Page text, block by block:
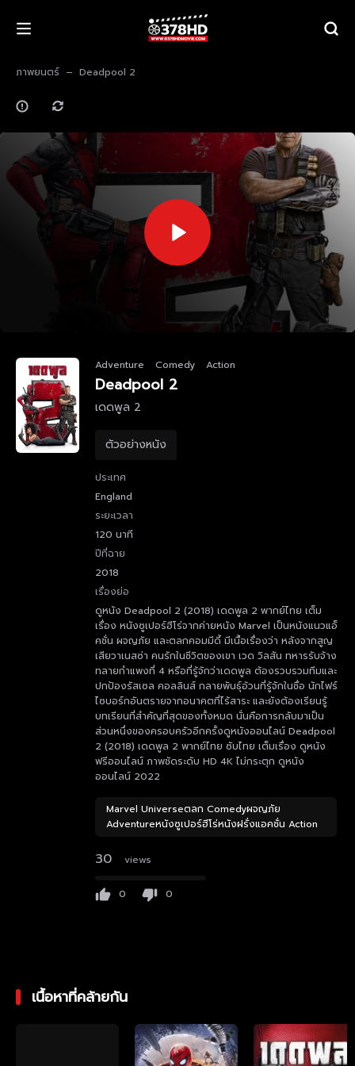
ภาพยนตร์ Deadpool 2
Adventure Comedy Action
Deadpool 2
เดดพูล 2
ตัวอย่างหนัง
ประเทศ
England
ระยะเวลา
120 นาที
ปีที่ฉาย
2018
เรื่องย่อ
ดูหนัง Deadpool 2 (2018) เดดพูล 2 พากย์ไทย เต็ม
เรื่อง หนังซูเปอร์ฮีโร่จากค่ายหนัง Marvel เป็นหนังแนวแอ็
คชั่น ผจญภัย และตลกคอมมีดี้ มีเนื้อเรื่องว่า หลังจากสูญ
เสียวาเนสซ่า คนรักในชีวิตของเขา เวด วิลสัน ทหารรับจ้าง
ทลายกำแพงที่ 4 หรือที่รู้จักว่าเดดพูล ต้องรวบรวมทีมและ
ปกป้องรัสเซล คอลลินส์ กลายพันธุ์อ้วนที่รู้จักในชื่อ นักไฟร์
ไซบอร์กอันตรายจากอนาคตที่ไร้สาระ และยังต้องเรียนรู้
บทเรียนที่สำคัญที่สุดของทั้งหมด นั่นคือการกลับมาเป็น
ส่วนหนึ่งของครอบครัวอีกครั้งดูหนังออนไลน์ Deadpool
2 (2018) เดดพูล 2 พากย์ไทย ซับไทย เต็มเรื่อง ดูหนัง
ฟรีออนไลน์ ภาพชัดระดับ HD 4K ไม่กระตุก ดูหนัง
ออนไลน์ 2022
Marvel Universeตลก Comedyผจญภัย
Adventureหนังซูเปอร์ฮีโร่หนังฝรั่งแอคชั่น Action
30 views
0 0
เนื้อหาที่คล้ายกัน